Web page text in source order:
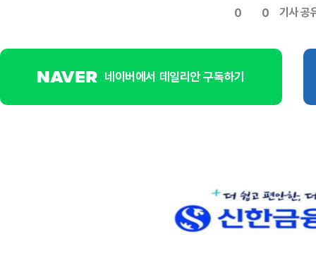
0 0 기사 공
네이버에서 데일리안 구독하기